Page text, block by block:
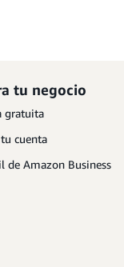
tu negocio
gratuita
cuenta
de Amazon Business